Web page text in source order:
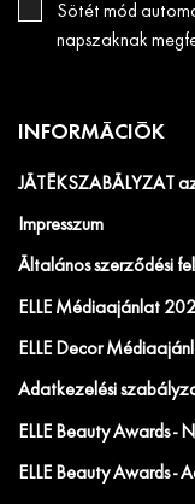
Sötét mód
napszaknak
INFORMÁCIÓK
JÁTÉKSZABÁLYZAT
Impresszum
Általános szerződési
ELLE Médiaajánlat
ELLE Decor
Adatkezelési
ELLE Beauty Awards -
ELLE Beauty Awards